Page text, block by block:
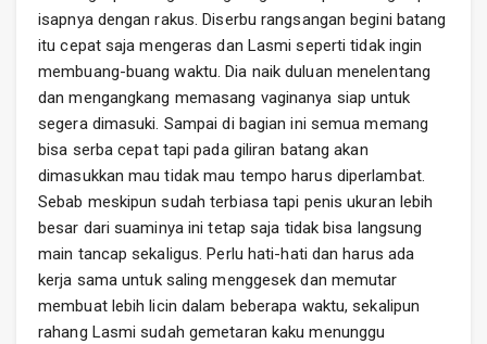
isapnya dengan rakus. Diserbu rangsangan begini batang
itu cepat saja mengeras dan Lasmi seperti tidak ingin
membuang-buang waktu. Dia naik duluan menelentang
dan mengangkang memasang vaginanya siap untuk
segera dimasuki. Sampai di bagian ini semua memang
bisa serba cepat tapi pada giliran batang akan
dimasukkan mau tidak mau tempo harus diperlambat.
Sebab meskipun sudah terbiasa tapi penis ukuran lebih
besar dari suaminya ini tetap saja tidak bisa langsung
main tancap sekaligus. Perlu hati-hati dan harus ada
kerja sama untuk saling menggesek dan memutar
membuat lebih licin dalam beberapa waktu, sekalipun
rahang Lasmi sudah gemetaran kaku menunggu